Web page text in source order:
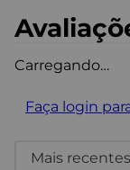
Carregando…
Faça login
Mais recentes